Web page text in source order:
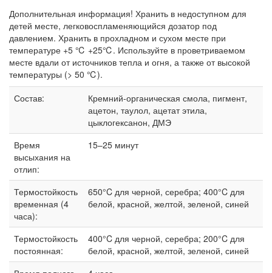
Дополнительная информация! Хранить в недоступном для
детей месте, легковоспламеняющийся дозатор под
давлением. Хранить в прохладном и сухом месте при
температуре +5 ℃ +25℃. Используйте в проветриваемом
месте вдали от источников тепла и огня, а также от высокой
температуры (> 50 ℃).
Состав:
Кремний-органическая смола, пигмент,
ацетон, таулол, ацетат этила,
цыклогексанон, ДМЭ
Время
высыхания на
отлип:
15–25 минут
Термостойкость
временная (4
часа):
650°C для черной, серебра; 400°C для
белой, красной, желтой, зеленой, синей
Термостойкость
постоянная:
400°C для черной, серебра; 200°C для
белой, красной, желтой, зеленой, синей